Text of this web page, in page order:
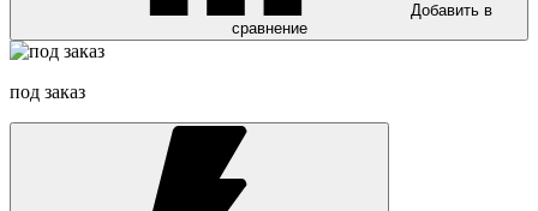
Добавить в
сравнение
под заказ